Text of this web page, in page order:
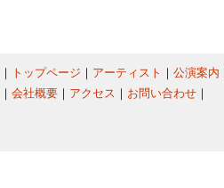
｜ トップページ ｜ アーティスト ｜ 公演案内
｜ 会社概要 ｜ アクセス ｜ お問い合わせ ｜